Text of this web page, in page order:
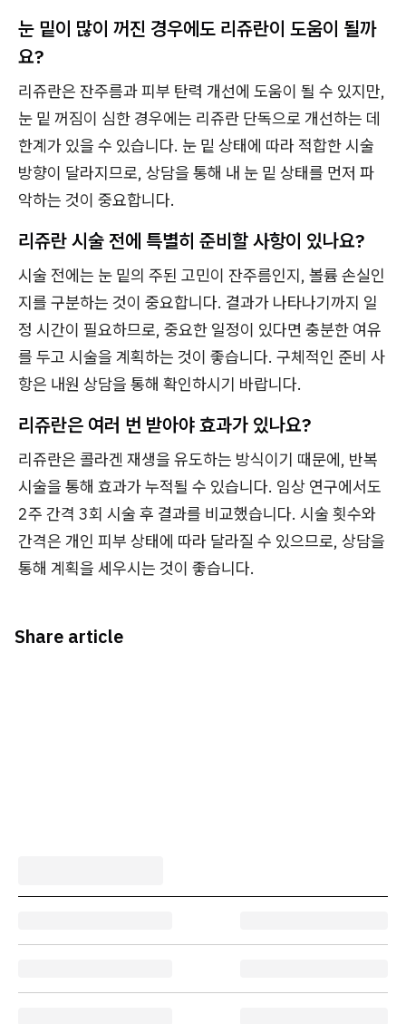
눈 밑이 많이 꺼진 경우에도 리쥬란이 도움이 될까
요?
리쥬란은 잔주름과 피부 탄력 개선에 도움이 될 수 있지만,
눈 밑 꺼짐이 심한 경우에는 리쥬란 단독으로 개선하는 데
한계가 있을 수 있습니다. 눈 밑 상태에 따라 적합한 시술
방향이 달라지므로, 상담을 통해 내 눈 밑 상태를 먼저 파
악하는 것이 중요합니다.
리쥬란 시술 전에 특별히 준비할 사항이 있나요?
시술 전에는 눈 밑의 주된 고민이 잔주름인지, 볼륨 손실인
지를 구분하는 것이 중요합니다. 결과가 나타나기까지 일
정 시간이 필요하므로, 중요한 일정이 있다면 충분한 여유
를 두고 시술을 계획하는 것이 좋습니다. 구체적인 준비 사
항은 내원 상담을 통해 확인하시기 바랍니다.
리쥬란은 여러 번 받아야 효과가 있나요?
리쥬란은 콜라겐 재생을 유도하는 방식이기 때문에, 반복
시술을 통해 효과가 누적될 수 있습니다. 임상 연구에서도
2주 간격 3회 시술 후 결과를 비교했습니다. 시술 횟수와
간격은 개인 피부 상태에 따라 달라질 수 있으므로, 상담을
통해 계획을 세우시는 것이 좋습니다.
Share article